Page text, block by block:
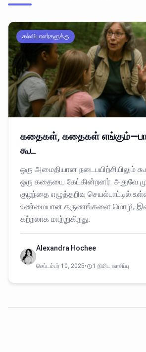
கல்வியாளர்களுக்கு
கதைகள், கதைகள்
கூட
ஒரு அமைதியான நடைபயிற்சியிலும்
ஒரு கதையை கேட்கின்றனர். அதுவே
குழந்தை எழுத்தறிவு செயல்பாட்டில்
உண்மையான தருணங்களை மொழி,
கற்றலாக மாற்றுகிறது.
Alexandra Hochee
செப்டம்பர் 10, 2025• 1 நிமிட வாசிப்பு